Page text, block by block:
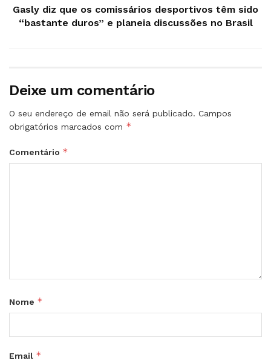
Gasly diz que os comissários desportivos têm sido
“bastante duros” e planeia discussões no Brasil
Deixe um comentário
O seu endereço de email não será publicado. Campos
obrigatórios marcados com *
Comentário *
Nome *
Email *